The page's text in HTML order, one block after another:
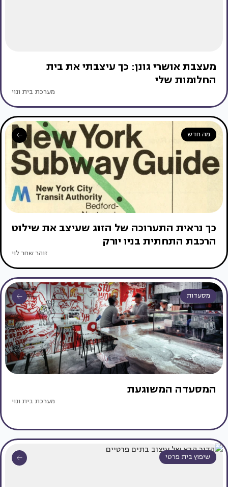
מעצבת אושרי גונן: כך עיצבתי את בית
החלומות שלי
מערכת בית ונוי
מה חדש
כך נראית התערוכה של הזוג שעיצב את שילוט
הרכבת התחתית בניו יורק
זוהר שחר לוי
מסעדות
המסעדה המשוגעת
מערכת בית ונוי
שיפוץ בית פרטי